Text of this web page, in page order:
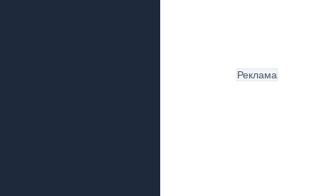
Реклама